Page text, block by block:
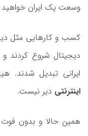
وسعت یک ایران
کسب و کارهایی مثل
دیجیتال شروع کردند و
ایرانی تبدیل شدند.
اینترنتی دیر نیست.
همین حالا و بدون